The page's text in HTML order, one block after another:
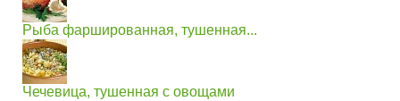
Рыба фаршированная, тушенная...
Чечевица, тушенная с овощами